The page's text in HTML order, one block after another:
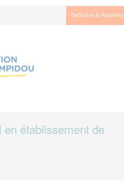
Exclusion & Pauvreté
établissement de